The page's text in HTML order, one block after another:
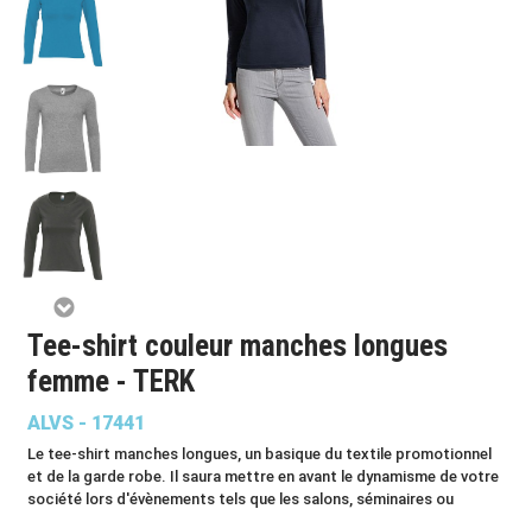
Tee-shirt couleur manches longues
femme - TERK
ALVS - 17441
Le tee-shirt manches longues, un basique du textile promotionnel
et de la garde robe. Il saura mettre en avant le dynamisme de votre
société lors d'évènements tels que les salons, séminaires ou